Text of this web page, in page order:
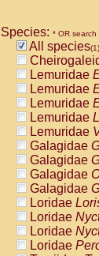
Cebidae
Cebidae
Cebidae
Cebidae
Cebidae
Atelidae
Atelidae
Atelidae
Atelidae
Atelidae
Atelidae
Atelidae
Atelidae
Atelidae
Atelidae
Pitheciidae
Species: * OR search
All species(1)
Lemuridae
Lemuridae
Lemuridae
Lemuridae
Lemuridae
Galagidae
Galagidae
Galagidae
Galagidae
Loridae
Loridae
Loridae
Loridae